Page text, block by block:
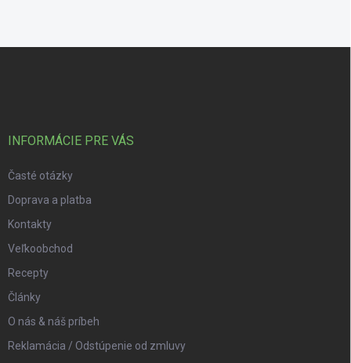
INFORMÁCIE PRE VÁS
Časté otázky
Doprava a platba
Kontakty
Veľkoobchod
Recepty
Články
O nás & náš príbeh
Reklamácia / Odstúpenie od zmluvy